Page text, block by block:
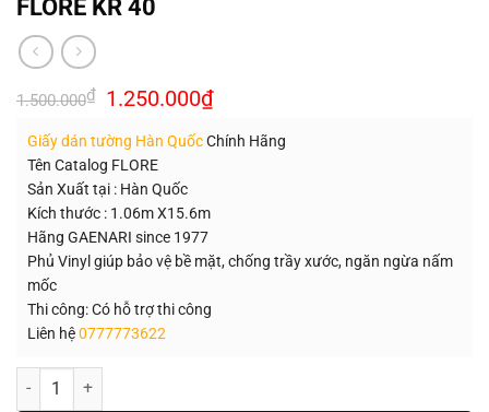
FLORE KR 40
1.500.000₫ Giá
gốc
1.500.000₫.
1.250.000₫Giá
hiện
là:
Giấy dán tường Hàn QuốcChính Hãng
Tên Catalog FLORE
Sản Xuất tại : Hàn Quốc
Kích thước : 1.06m X15.6m
Hãng GAENARI since 1977
Phủ Vinyl giúp bảo vệ bề mặt, chống trầy xước, ngăn ngừa nấm
mốc
Thi công: Có hỗ trợ thi công
Liên hệ0777773622
Số lượng